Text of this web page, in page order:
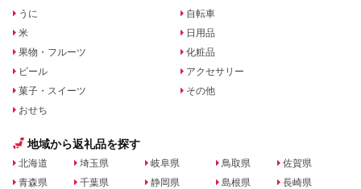
うに
米
果物・フルーツ
ビール
菓子・スイーツ
おせち
自転車
日用品
化粧品
アクセサリー
その他
地域から返礼品を探す
北海道
青森県
埼玉県
千葉県
岐阜県
静岡県
鳥取県
島根県
佐賀県
長崎県